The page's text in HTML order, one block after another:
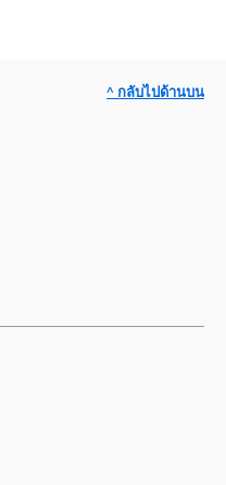
^ กลับไปด้านบน